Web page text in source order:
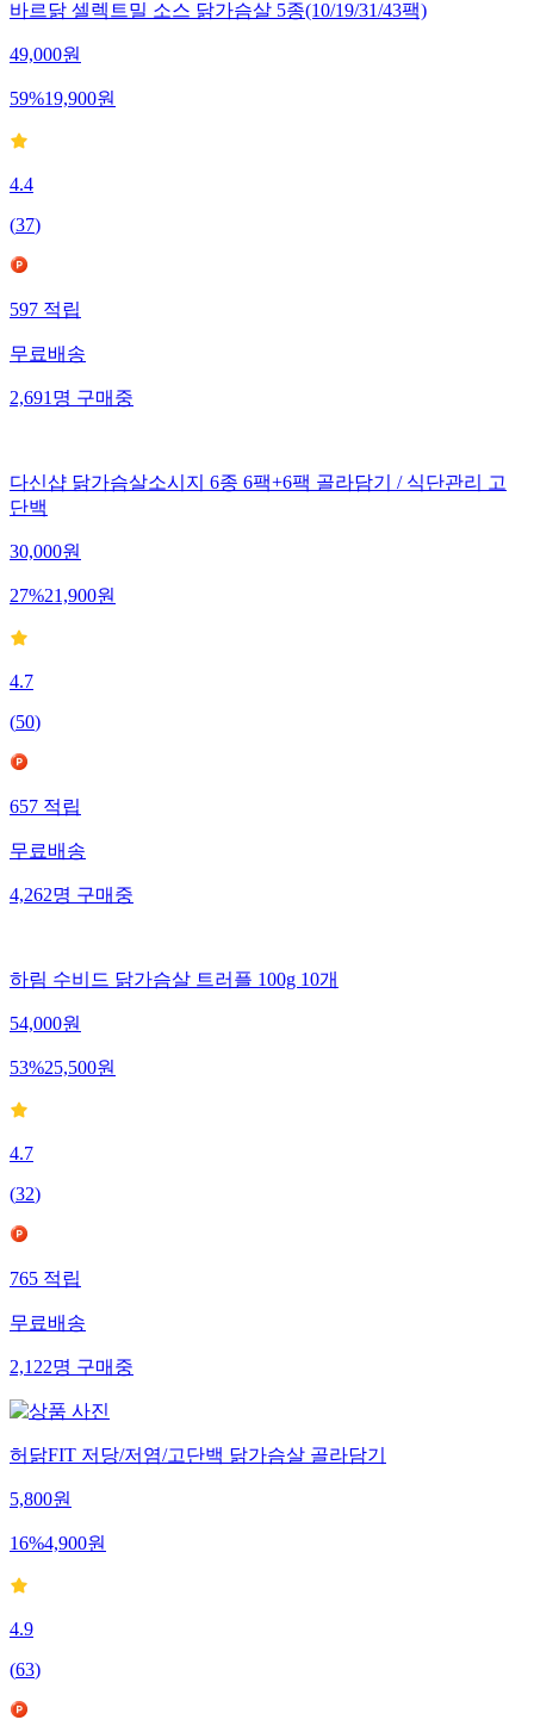
바르닭 셀렉트밀 소스 닭가슴살 5종(10/19/31/43팩)
49,000원
59%19,900원
4.4
(37)
597 적립
무료배송
2,691 명 구매중
다신샵 닭가슴살소시지 6종 6팩+6팩 골라담기 / 식단관리 고
단백
30,000원
27%21,900원
4.7
(50)
657 적립
무료배송
4,262명 구매중
하림 수비드 닭가슴살 트러플 100g 10개
54,000원
53%25,500원
4.7
(32)
765적립
무료배송
2,122명구매중
허닭FIT 저당/저염/고단백 닭가슴살 골라담기
5,800원
16%4,900원
4.9
(63)